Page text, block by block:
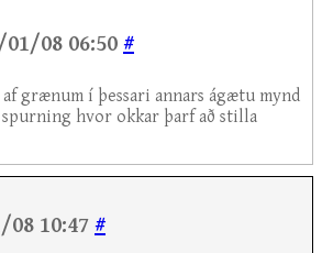
08 06:50 #
grænum í þessari annars ágætu mynd
spurning hvor okkar þarf að stilla
10:47 #